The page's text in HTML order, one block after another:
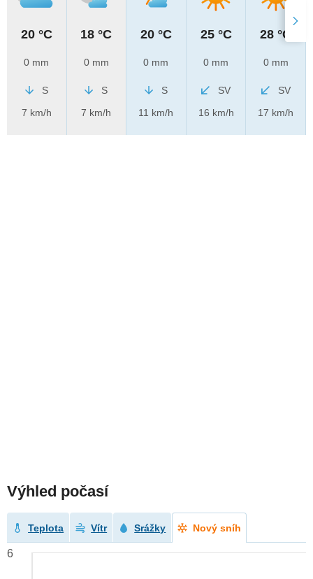
20 °C
0 mm
S
7 km/h
18 °C
0 mm
S
7 km/h
20 °C
0 mm
S
11 km/h
25 °C
0 mm
SV
16 km/h
28 °C
0 mm
SV
17 km/h
Výhled počasí
Teplota Vítr Srážky Nový sníh
6